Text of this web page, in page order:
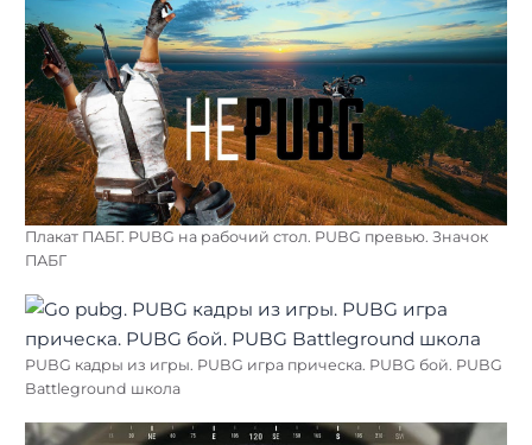
Плакат ПАБГ. PUBG на рабочий стол. PUBG превью. Значок
ПАБГ
PUBG кадры из игры. PUBG игра прическа. PUBG бой. PUBG
Battleground школа